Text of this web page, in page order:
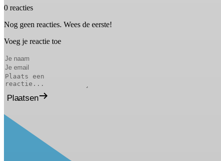
0 reacties
Nog geen reacties. Wees de eerste!
Voeg je reactie toe
Plaatsen